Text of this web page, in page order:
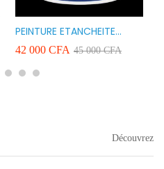
PEINTURE ETANCHEITE
COLORIS SEAFLEX 20KG
COULEUR ROUGE BLANC
VERT ET GRIS
42 000 CFA 45 000CFA
Découvrez